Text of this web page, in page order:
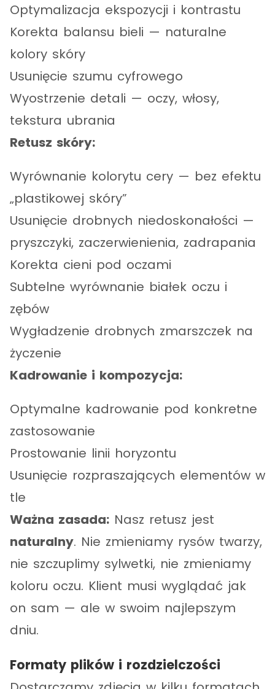
Optymalizacja ekspozycji i kontrastu
Korekta balansu bieli — naturalne
kolory skóry
Usunięcie szumu cyfrowego
Wyostrzenie detali — oczy, włosy,
tekstura ubrania
Retusz skóry:
Wyrównanie kolorytu cery — bez efektu
„plastikowej skóry”
Usunięcie drobnych niedoskonałości —
pryszczyki, zaczerwienienia, zadrapania
Korekta cieni pod oczami
Subtelne wyrównanie białek oczu i
zębów
Wygładzenie drobnych zmarszczek na
życzenie
Kadrowanie i kompozycja:
Optymalne kadrowanie pod konkretne
zastosowanie
Prostowanie linii horyzontu
Usunięcie rozpraszających elementów w
tle
Ważna zasada: Nasz retusz jest
naturalny. Nie zmieniamy rysów twarzy,
nie szczuplimy sylwetki, nie zmieniamy
koloru oczu. Klient musi wyglądać jak
on sam — ale w swoim najlepszym
dniu.
Formaty plików i rozdzielczości